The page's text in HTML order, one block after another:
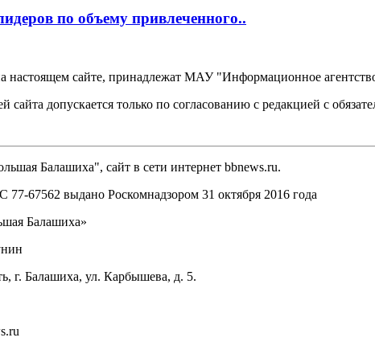
по объему привлеченного..
настоящем сайте, принадлежат МАУ "Информационное
сайта допускается только по согласованию с редакцией с
Балашиха", сайт в сети интернет bbnews.ru.
67562 выдано Роскомнадзором 31 октября 2016 года
Балашиха»
г. Балашиха, ул. Карбышева, д. 5.